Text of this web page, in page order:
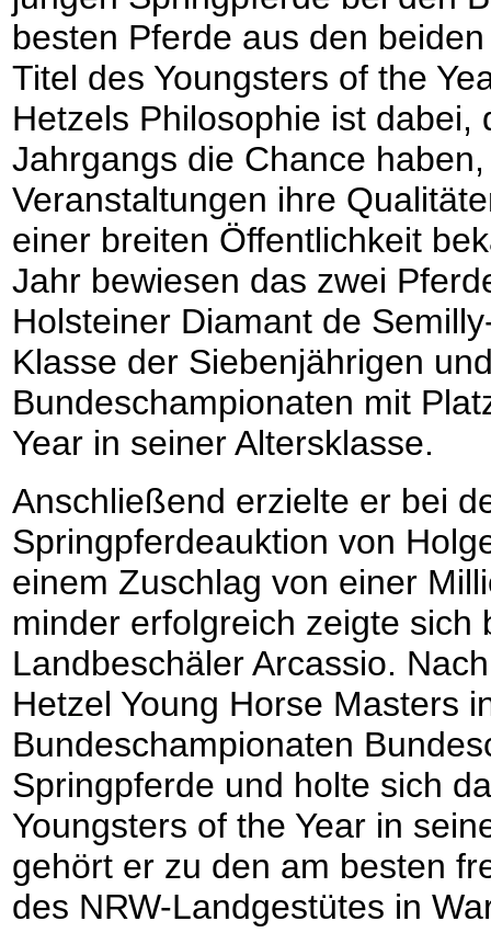
besten Pferde aus den
Titel des Youngsters of the
Hetzels Philosophie ist
Jahrgangs die Chance
Veranstaltungen ihre
einer breiten Öffentlichkeit
Jahr bewiesen das zwei
Holsteiner Diamant de
Klasse der Siebenjährigen
Bundeschampionaten mit
Year in seiner Altersklasse.
Anschließend erzielte er bei
Springpferdeauktion von
einem Zuschlag von einer
minder erfolgreich zeigte
Landbeschäler Arcassio.
Hetzel Young Horse Masters
Bundeschampionaten
Springpferde und holte sich
Youngsters of the Year in
gehört er zu den am besten
des NRW-Landgestütes in